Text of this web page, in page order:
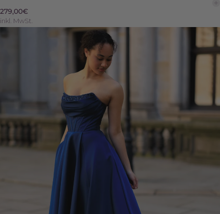
279,00€
inkl. MwSt.